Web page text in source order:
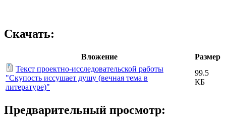
Скачать:
Вложение
Размер
Текст проектно-исследовательской работы
"Скупость иссушает душу (вечная тема в
литературе)"
99.5
КБ
Предварительный просмотр: